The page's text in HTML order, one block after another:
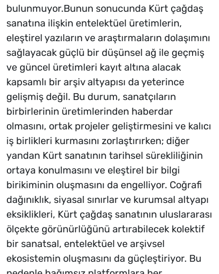
bulunmuyor.Bunun sonucunda Kürt çağdaş
sanatına ilişkin entelektüel üretimlerin,
eleştirel yazıların ve araştırmaların dolaşımını
sağlayacak güçlü bir düşünsel ağ ile geçmiş
ve güncel üretimleri kayıt altına alacak
kapsamlı bir arşiv altyapısı da yeterince
gelişmiş değil. Bu durum, sanatçıların
birbirlerinin üretimlerinden haberdar
olmasını, ortak projeler geliştirmesini ve kalıcı
iş birlikleri kurmasını zorlaştırırken; diğer
yandan Kürt sanatının tarihsel sürekliliğinin
ortaya konulmasını ve eleştirel bir bilgi
birikiminin oluşmasını da engelliyor. Coğrafi
dağınıklık, siyasal sınırlar ve kurumsal altyapı
eksiklikleri, Kürt çağdaş sanatının uluslararası
ölçekte görünürlüğünü artırabilecek kolektif
bir sanatsal, entelektüel ve arşivsel
ekosistemin oluşmasını da güçleştiriyor. Bu